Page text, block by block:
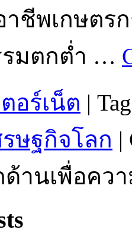
าชีพเกษตร
รมตกต่ำ …
อร์เน็ต |
รษฐกิจโลก |
ด้านเพื่อค